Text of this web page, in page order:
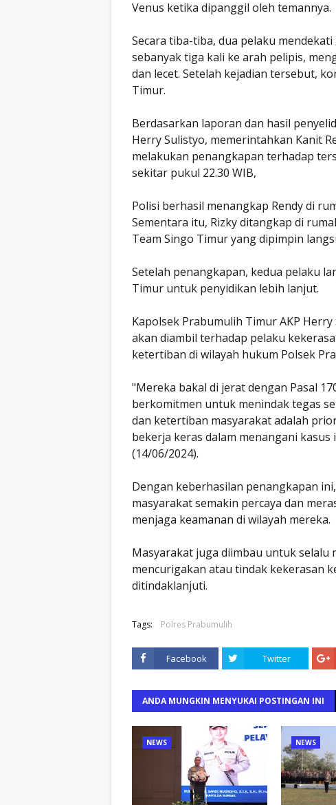
Venus ketika dipanggil oleh temannya.
Secara tiba-tiba, dua pelaku
sebanyak tiga kali ke arah pelipis,
dan lecet. Setelah kejadian tersebut,
Timur.
Berdasarkan laporan dan hasil
Herry Sulistyo, memerintahkan Kanit
melakukan penangkapan terhadap
sekitar pukul 22.30 WIB,
Polisi berhasil menangkap Rendy di
Sementara itu, Rizky ditangkap di
Team Singo Timur yang dipimpin
Setelah penangkapan, kedua pelaku
Timur untuk penyidikan lebih lanjut.
Kapolsek Prabumulih Timur AKP
akan diambil terhadap pelaku
ketertiban di wilayah hukum Polsek
"Mereka bakal di jerat dengan Pasal
berkomitmen untuk menindak tegas
dan ketertiban masyarakat adalah
bekerja keras dalam menangani kasus
(14/06/2024).
Dengan keberhasilan penangkapan
masyarakat semakin percaya dan
menjaga keamanan di wilayah mereka.
Masyarakat juga diimbau untuk selalu
mencurigakan atau tindak kekerasan
ditindaklanjuti.
Tags: Polres Prabumulih
Facebook Twitter
ANDA MUNGKIN MENYUKAI POSTINGAN INI
NEWS NEWS